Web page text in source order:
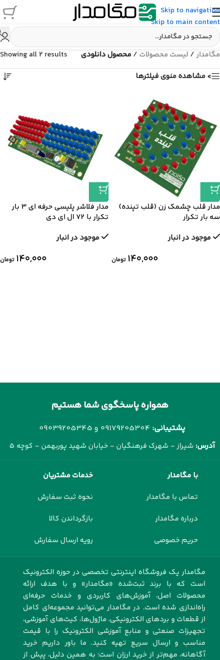
Skip to navigation
Skip to main content
مگامدار/ لیست محصولات / محصول دانلودی
Showing all 2 results
> مشاهده منوی فیلترها
مدار قلب چشمک زن (قلب تپنده)
سه بار تکرار
موجود در انبار
۱۴۰,۰۰۰ تومان
مدار فلاشر پلیسی حرفه ای 3 بار
تکرار با 72 ال ای دی
موجود در انبار
۱۴۰,۰۰۰ تومان
همواره پاسخگوی شما هستیم
پشتیبانی: 09179205304 و 09039205345
آدرس: شیراز - شهرک فرهنگیان - خیابان شهید پوربهمن - کوچه 5
با مگامدار
تماس با مگامدار
درباره مگامدار
حریم خصوصی
خدمات مشتریان
نحوه ثبت سفارش
بازگرداندن کالا
رویه ارسال سفارش
مگامدار یک فروشگاه اینترنتی تخصصی در حوزه الکترونیک
است که با برند ثبت‌شده «مگامدار» و با هدف ارائه
محصولات اصل، آموزش‌های کاربردی و خدمات حرفه‌ای
راه‌اندازی شده است. در مگامدار می‌توانید مجموعه‌ای کامل
از قطعات و بردهای الکترونیکی، ماژول‌ها، کیت‌های آموزشی،
تجهیزات صنعتی و منابع آموزشی الکترونیک را با قیمت
مناسب و ارسال سریع تهیه کنید. ما باور داریم خرید
آگاهانه، مهم‌تر از خرید ارزان است؛ به همین دلیل، پیش از